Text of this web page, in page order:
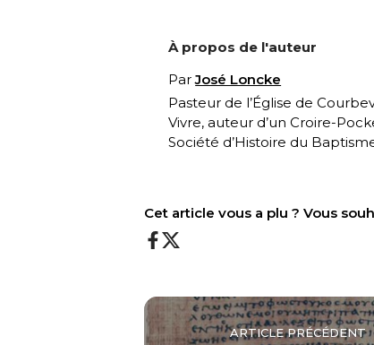
À propos de l'auteur
ParJosé Loncke
Pasteur de l’Église de
Vivre, auteur d’un Croire-
Société d’Histoire du
Cet article vous a plu ? Vous
ARTICLE PRÉCÉDENT